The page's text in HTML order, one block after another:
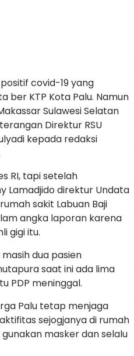
covid-19 yang
ber KTP Kota Palu. Namun
Sulawesi Selatan
Direktur RSU
kepada redaksi
RI, tapi setelah
Lamadjido direktur Undata
sakit Labuan Baji
angka laporan karena
gigi itu.
dua pasien
saat ini ada lima
PDP meninggal.
Palu tetap menjaga
sejogjanya di rumah
masker dan selalu